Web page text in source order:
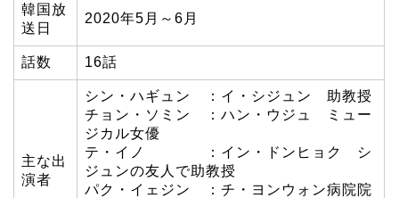
韓国放
送日
2020年5月～6月
話数 16話
主な出
演者
シン・ハギュン ：イ・シジュン 助教授
チョン・ソミン ：ハン・ウジュ ミュー
ジカル女優
テ・イノ ：イン・ドンヒョク シ
ジュンの友人で助教授
パク・イェジン ：チ・ヨンウォン病院院